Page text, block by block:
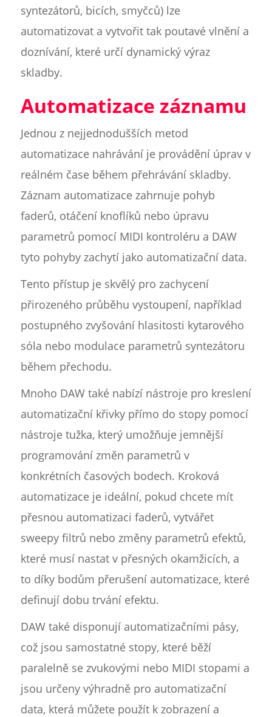
syntezátorů, bicích, smyčců) lze
automatizovat a vytvořit tak poutavé vlnění a
doznívání, které určí dynamický výraz
skladby.
Automatizace záznamu
Jednou z nejjednodušších metod
automatizace nahrávání je provádění úprav v
reálném čase během přehrávání skladby.
Záznam automatizace zahrnuje pohyb
faderů, otáčení knoflíků nebo úpravu
parametrů pomocí MIDI kontroléru a DAW
tyto pohyby zachytí jako automatizační data.
Tento přístup je skvělý pro zachycení
přirozeného průběhu vystoupení, například
postupného zvyšování hlasitosti kytarového
sóla nebo modulace parametrů syntezátoru
během přechodu.
Mnoho DAW také nabízí nástroje pro kreslení
automatizační křivky přímo do stopy pomocí
nástroje tužka, který umožňuje jemnější
programování změn parametrů v
konkrétních časových bodech. Kroková
automatizace je ideální, pokud chcete mít
přesnou automatizaci faderů, vytvářet
sweepy filtrů nebo změny parametrů efektů,
které musí nastat v přesných okamžicích, a
to díky bodům přerušení automatizace, které
definují dobu trvání efektu.
DAW také disponují automatizačními pásy,
což jsou samostatné stopy, které běží
paralelně se zvukovými nebo MIDI stopami a
jsou určeny výhradně pro automatizační
data, která můžete použít k zobrazení a